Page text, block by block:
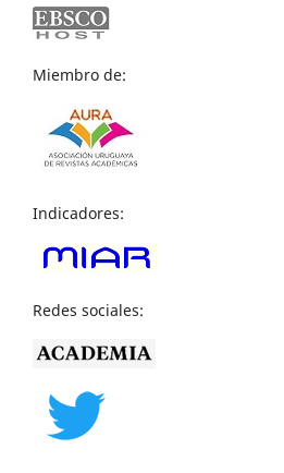
Miembro de:
Indicadores:
Redes sociales: